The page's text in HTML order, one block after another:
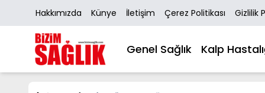
Hakkımızda Künye İletişim Çerez Politikası Gizlilik
Genel Sağlık Kalp